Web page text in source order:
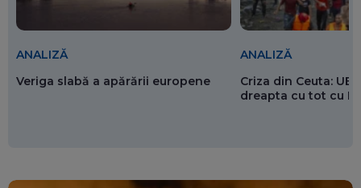
ANALIZĂ
Veriga slabă a apărării europene
ANALIZĂ
Criza din Ceuta: UE
dreapta cu tot cu